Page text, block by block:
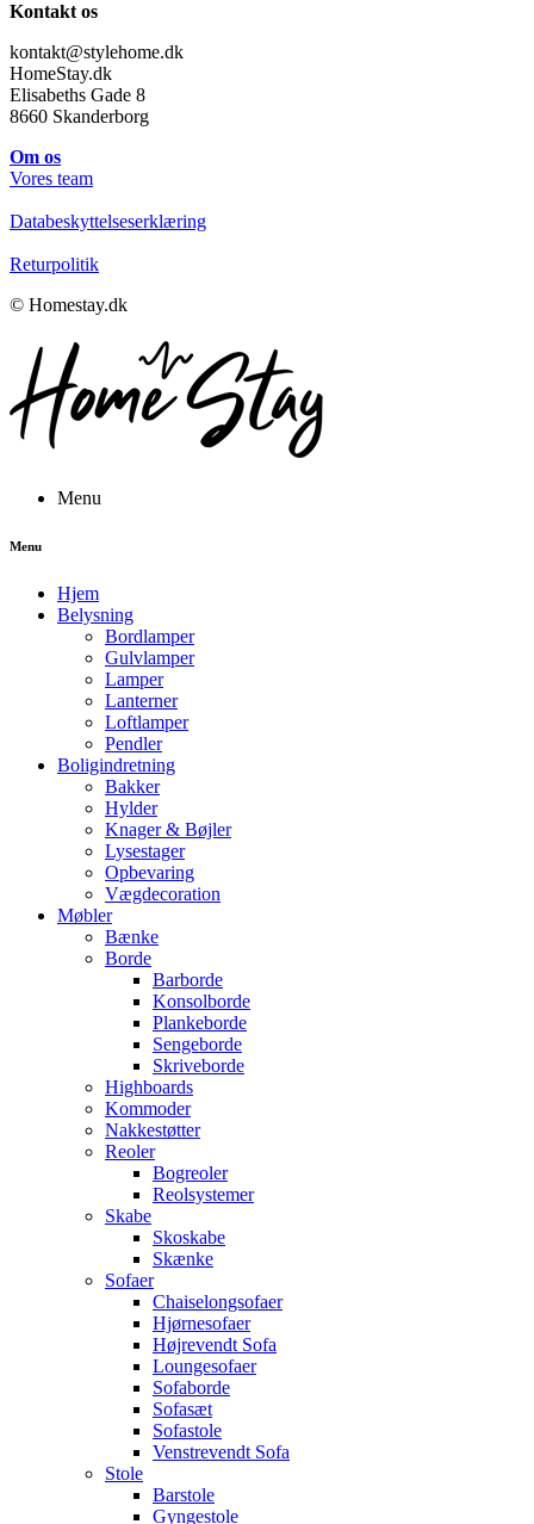
Kontakt os
kontakt@stylehome.dk
HomeStay.dk
Elisabeths Gade 8
8660 Skanderborg
Om os
Vores team
Databeskyttelseserklæring
Returpolitik
© Homestay.dk
Menu
Menu
Hjem
Belysning
Bordlamper
Gulvlamper
Lamper
Lanterner
Loftlamper
Pendler
Boligindretning
Bakker
Hylder
Knager & Bøjler
Lysestager
Opbevaring
Vægdecoration
Møbler
Bænke
Borde
Barborde
Konsolborde
Plankeborde
Sengeborde
Skriveborde
Highboards
Kommoder
Nakkestøtter
Reoler
Bogreoler
Reolsystemer
Skabe
Skoskabe
Skænke
Sofaer
Chaiselongsofaer
Hjørnesofaer
Højrevendt Sofa
Loungesofaer
Sofaborde
Sofasæt
Sofastole
Venstrevendt Sofa
Stole
Barstole
Gyngestole